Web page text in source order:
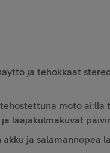
ja tehokkaat
moto ai:lla
laajakulmakuvat
ja salamannopea